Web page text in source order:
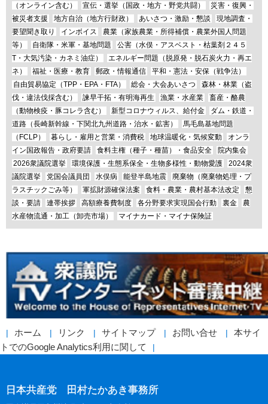
（オンライン含む）
宣伝・選挙（国政・地方・野党共闘）
災害・復興・
被災者支援
地方自治（地方行財政） あいさつ・激励・懇談
現地調査・
要望聞き取り
インボイス
農業（家族農業・所得補償・農業外国人問題
等）
自衛隊・米軍・基地問題
公害（水俣・アスベスト・枯葉剤２４５
T・大気汚染・カネミ油症）
エネルギー問題（脱原発・脱石炭火力・再エ
ネ）
福祉・医療・教育 郵政・情報通信
平和・憲法・安保（戦争法）
自由貿易協定（TPP・EPA・FTA）
総会・大会あいさつ
森林・林業（盗
伐・違法伐採含む）
諫早干拓・有明海再生 漁業・水産業
畜産・酪農
（動物検疫・豚コレラ含む）
新型コロナウィルス、給付金
ダム・鉄道・
道路（長崎新幹線・下関北九州道路・治水・鉱害）
馬毛島基地問題
（FCLP）
暮らし・雇用と営業・消費税 地球温暖化・気候変動
オンラ
イン国政報告・政府要請
食料主権（種子・種苗）・食品安全
院内集会
2026衆議院選挙
環境保護・生態系保全・生物多様性・動物愛護
2024衆
議院選挙
党国会議員団 水俣病 能登半島地震
廃棄物（廃棄物処理・プ
ラスチックごみ等）
軍拡財源確保法案 食料・農業・農村基本法改定
懇
談・要請
連帯挨拶 高額療養費制度 各分野要求実現国会行動 裏金
農
水産物流通・加工（卸売市場）
マイナカード・マイナ保険証
ホーム リンク サイトマップ お問い合せ
本サイ
トでのGoogle Analytics利用に関して
日本共産党 田村たかあき事務所